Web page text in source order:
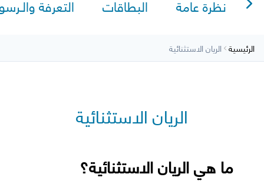
نظرة عامة البطاقات التعرفة
الرئيسية الريان الاستثنائية
الريان الاستثنائية
ما هي الريان الاستثنائية؟